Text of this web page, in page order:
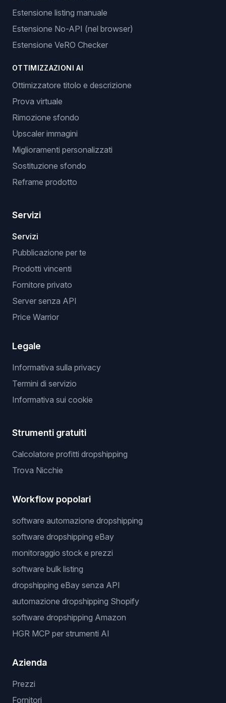
Estensione listing manuale
Estensione No-API (nel browser)
Estensione VeRO Checker
OTTIMIZZAZIONI AI
Ottimizzatore titolo e descrizione
Prova virtuale
Rimozione sfondo
Upscaler immagini
Miglioramenti personalizzati
Sostituzione sfondo
Reframe prodotto
Servizi
Servizi
Pubblicazione per te
Prodotti vincenti
Fornitore privato
Server senza API
Price Warrior
Legale
Informativa sulla privacy
Termini di servizio
Informativa sui cookie
Strumenti gratuiti
Calcolatore profitti dropshipping
Trova Nicchie
Workflow popolari
software automazione dropshipping
software dropshipping eBay
monitoraggio stock e prezzi
software bulk listing
dropshipping eBay senza API
automazione dropshipping Shopify
software dropshipping Amazon
HGR MCP per strumenti AI
Azienda
Prezzi
Fornitori